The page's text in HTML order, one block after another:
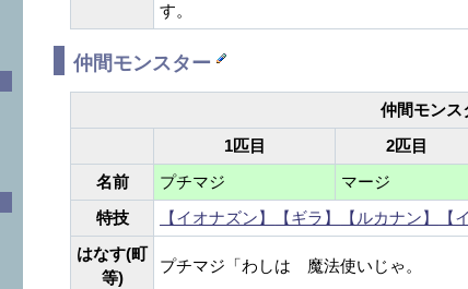
す。
仲間モンスター
仲間モンス
1匹目
2匹目
名前
プチマジ マージ
特技
【イオナズン】 【ギラ】 【ルカナン】 【
はなす(町
等)
プチマジ「わしは 魔法使いじゃ。